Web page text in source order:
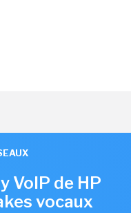
VoIP de HP
vocaux